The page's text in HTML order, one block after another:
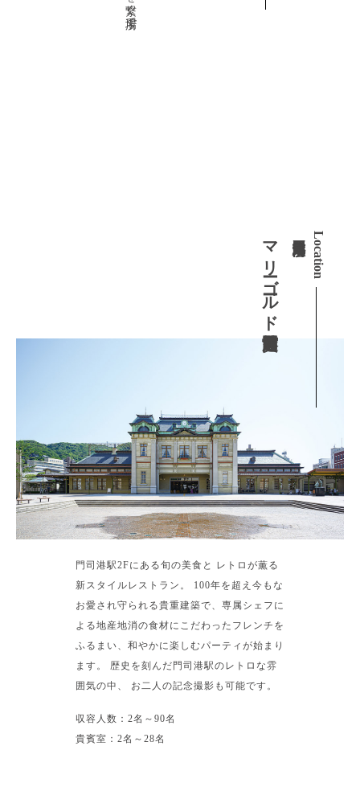
Location
マリーゴールド門司港迎賓館
門司港駅2Fにある旬の美食と レトロが薫る
新スタイルレストラン。 100年を超え今もな
お愛され守られる貴重建築で、専属シェフに
よる地産地消の食材にこだわったフレンチを
ふるまい、和やかに楽しむパーティが始まり
ます。 歴史を刻んだ門司港駅のレトロな雰
囲気の中、 お二人の記念撮影も可能です。
収容人数：2名～90名
貴賓室：2名～28名